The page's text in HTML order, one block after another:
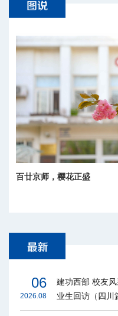
百廿京师，樱花正盛
06
2026.08
建功西部 校友
业生回访（四川